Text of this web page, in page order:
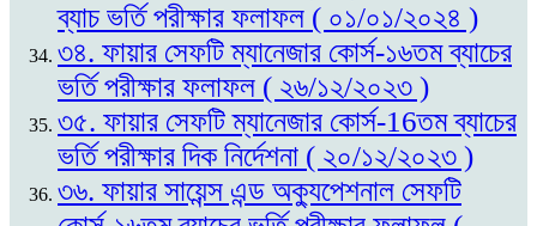
ব্যাচ ভর্তি পরীক্ষার ফলাফল ( ০১/০১/২০২৪ )
৩৪. ফায়ার সেফটি ম্যানেজার কোর্স-১৬তম ব্যাচের
ভর্তি পরীক্ষার ফলাফল ( ২৬/১২/২০২৩ )
৩৫. ফায়ার সেফটি ম্যানেজার কোর্স-16তম ব্যাচের
ভর্তি পরীক্ষার দিক নির্দেশনা ( ২০/১২/২০২৩ )
৩৬. ফায়ার সায়েন্স এন্ড অক্যুপেশনাল সেফটি